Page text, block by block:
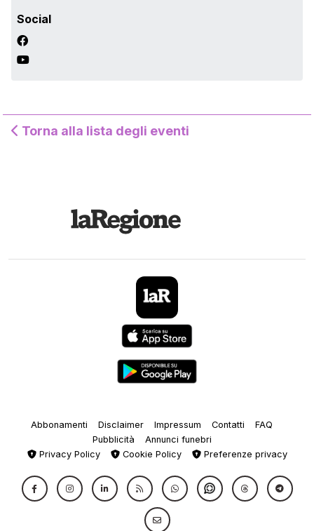
Social
Torna alla lista degli eventi
Abbonamenti Disclaimer Impressum Contatti
FAQ
Pubblicità
Annunci funebri
Privacy Policy
Cookie Policy Preferenze privacy